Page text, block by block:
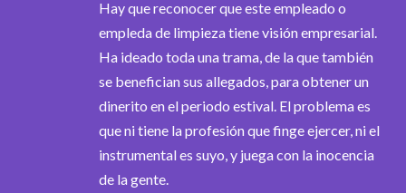
Hay que reconocer que este empleado o
empleda de limpieza tiene visión empresarial.
Ha ideado toda una trama, de la que también
se benefician sus allegados, para obtener un
dinerito en el periodo estival. El problema es
que ni tiene la profesión que finge ejercer, ni el
instrumental es suyo, y juega con la inocencia
de la gente.